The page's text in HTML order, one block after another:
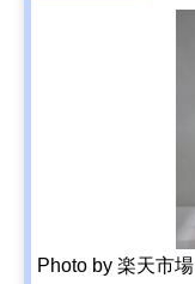
Photo by 楽天市場